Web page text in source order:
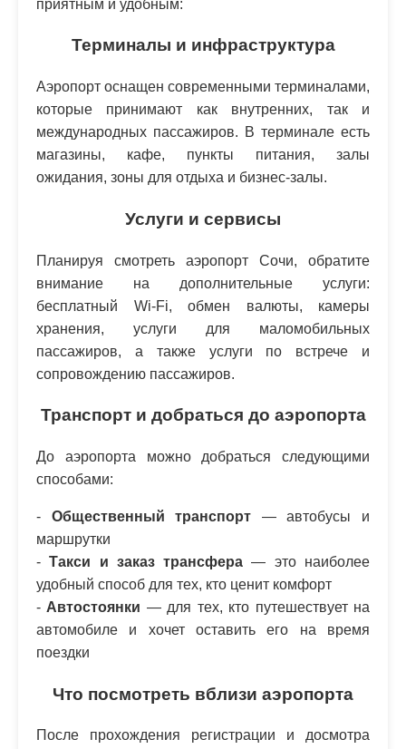
приятным и удобным:
Терминалы и инфраструктура
Аэропорт оснащен современными терминалами,
которые принимают как внутренних, так и
международных пассажиров. В терминале есть
магазины, кафе, пункты питания, залы
ожидания, зоны для отдыха и бизнес-залы.
Услуги и сервисы
Планируя смотреть аэропорт Сочи, обратите
внимание на дополнительные услуги:
бесплатный Wi-Fi, обмен валюты, камеры
хранения, услуги для маломобильных
пассажиров, а также услуги по встрече и
сопровождению пассажиров.
Транспорт и добраться до аэропорта
До аэропорта можно добраться следующими
способами:
- Общественный транспорт — автобусы и
маршрутки
-Такси и заказ трансфера — это наиболее
удобный способ для тех, кто ценит комфорт
- Автостоянки — для тех, кто путешествует на
автомобиле и хочет оставить его на время
поездки
Что посмотреть вблизи аэропорта
После прохождения регистрации и досмотра